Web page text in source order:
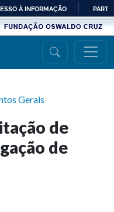
À INFORMAÇÃO
Gerais
de
de